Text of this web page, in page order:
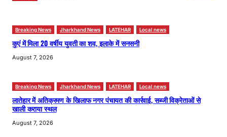
Breaking News Jharkhand News LATEHAR Local news
कुएं में मिला 20 वर्षीय युवती का शव, इलाके में सनसनी
August 7, 2026
Breaking News Jharkhand News LATEHAR Local news
लातेहार में अतिक्रमण के खिलाफ नगर पंचायत की कार्रवाई, सब्जी विक्रेताओं से
खाली कराया स्थल
August 7, 2026